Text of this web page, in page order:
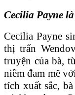
Cecilia Payne
Cecilia Payne
thị trấn
truyện của bà,
niềm đam mê
tích xuất sắc,